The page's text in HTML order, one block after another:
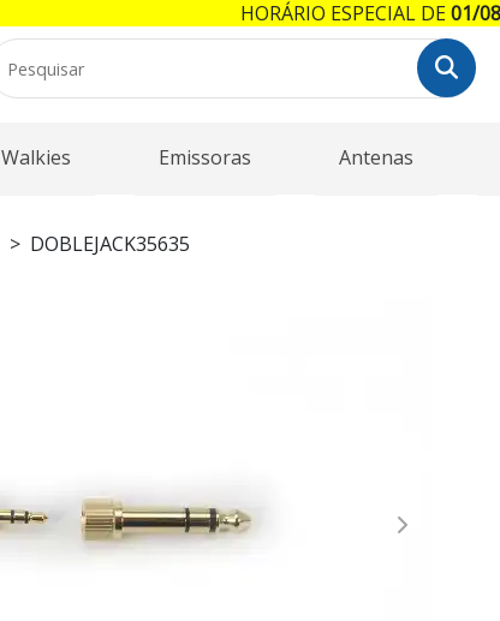
Walkies Emissoras Antenas
DOBLEJACK35635
Next
HORÁRIO ESPECIAL DE01/08